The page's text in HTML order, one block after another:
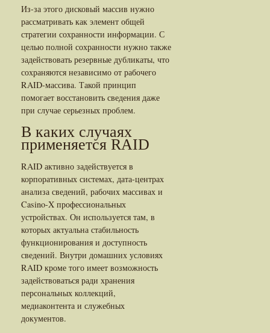
Из-за этого дисковый массив нужно
рассматривать как элемент общей
стратегии сохранности информации. С
целью полной сохранности нужно также
задействовать резервные дубликаты, что
сохраняются независимо от рабочего
RAID-массива. Такой принцип
помогает восстановить сведения даже
при случае серьезных проблем.
В каких случаях
применяется RAID
RAID активно задействуется в
корпоративных системах, дата-центрах
анализа сведений, рабочих массивах и
Casino-X профессиональных
устройствах. Он используется там, в
которых актуальна стабильность
функционирования и доступность
сведений. Внутри домашних условиях
RAID кроме того имеет возможность
задействоваться ради хранения
персональных коллекций,
медиаконтента и служебных
документов.